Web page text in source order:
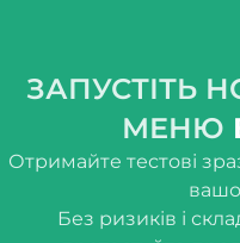
ЗАПУСТІТЬ
МЕНЮ
Отримайте тестові
Без ризиків і